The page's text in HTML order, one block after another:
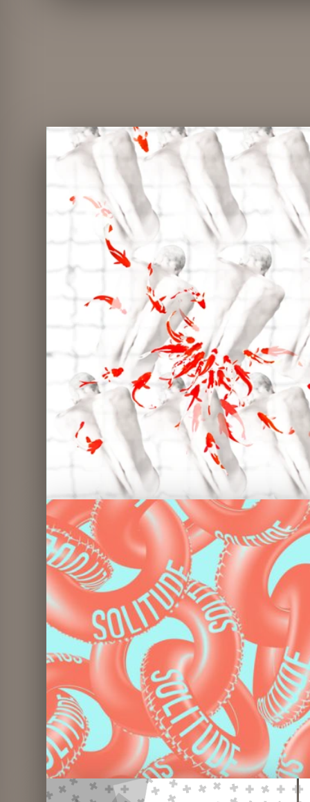
La Elección